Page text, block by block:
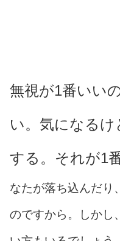
無視が1番いい
い。気になる
する。それが1
なたが落ち込んだり
のですから。しかし